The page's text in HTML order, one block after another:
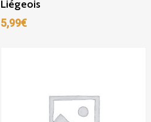
Liégeois
5,99€